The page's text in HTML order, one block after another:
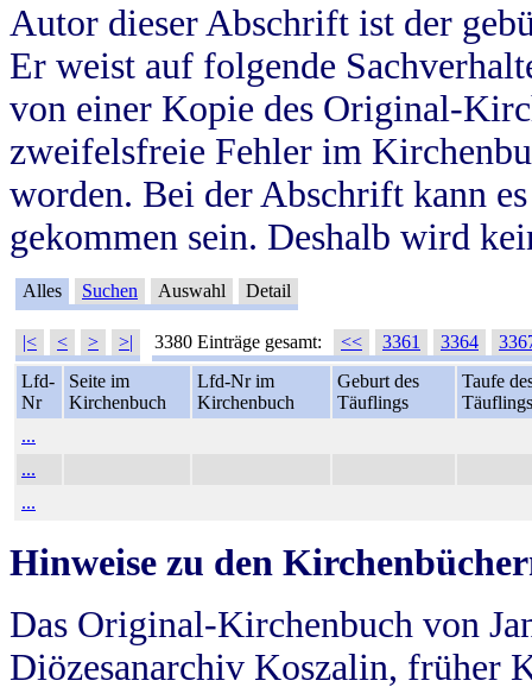
Autor dieser Abschrift ist der
Er weist auf folgende
von einer Kopie des Original-
zweifelsfreie Fehler im
worden. Bei der Abschrift kann
gekommen sein. Deshalb wird
Alles Suchen Auswahl Detail
|< < > >| 3380 Einträge gesamt: << 3361 3364
Lfd-
Nr
Seite im
Kirchenbuch
Lfd-Nr im
Kirchenbuch
Geburt des
Täuflings
Taufe
Täuflings
...
...
...
Hinweise zu den
Das Original-Kirchenbuch von
Diözesanarchiv Koszalin, früher